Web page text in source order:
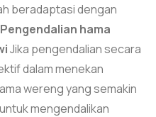
beradaptasi dengan
hama
Jika pengendalian secara
dalam menekan
wereng yang semakin
mengendalikan